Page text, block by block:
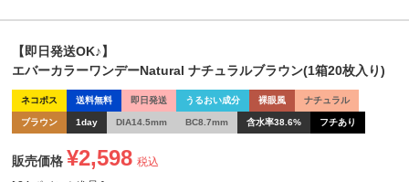
【即日発送OK♪】
エバーカラーワンデーNatural ナチュラルブラウン(1箱20枚入り)
ネコポス 送料無料 即日発送 うるおい成分 裸眼風 ナチュラル
ブラウン 1day DIA14.5mm BC8.7mm 含水率38.6% フチあり
販売価格 ¥2,598 税込